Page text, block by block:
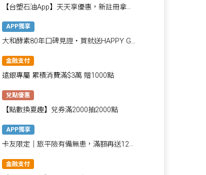
【台塑石油App】天天享優惠，新註冊拿
APP獨享
大和酵素80年口碑見證・買就送HAPPY GO
金融支付
遠銀專屬 累積消費滿$3萬 贈1000點
兌點優惠
【點數換夏趣】兌券滿2000抽2000點
APP獨享
卡友限定│旅平險有備無患，滿額再送120
金融支付